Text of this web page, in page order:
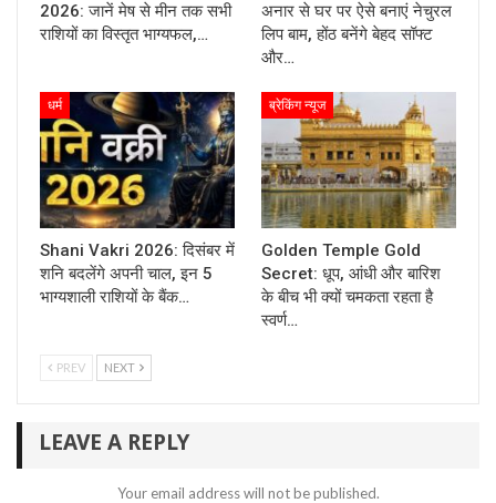
2026: जानें मेष से मीन तक सभी
राशियों का विस्तृत भाग्यफल,…
अनार से घर पर ऐसे बनाएं नेचुरल
लिप बाम, होंठ बनेंगे बेहद सॉफ्ट
और…
धर्म
Shani Vakri 2026: दिसंबर में
शनि बदलेंगे अपनी चाल, इन 5
भाग्यशाली राशियों के बैंक…
ब्रेकिंग न्यूज
Golden Temple Gold
Secret: धूप, आंधी और बारिश
के बीच भी क्यों चमकता रहता है
स्वर्ण…
PREV NEXT
LEAVE A REPLY
Your email address will not be published.